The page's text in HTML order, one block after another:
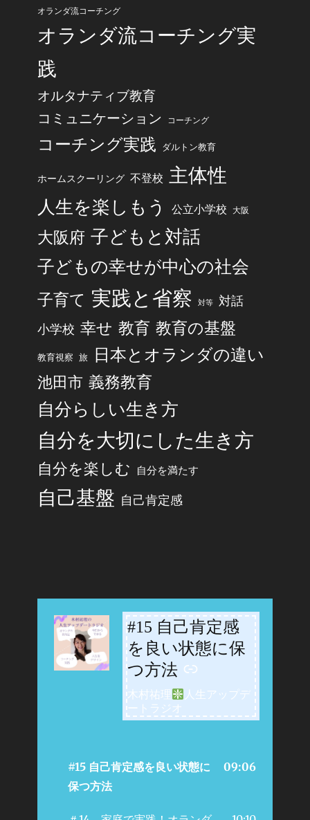
オランダ流コーチング
オランダ流コーチング実
践
オルタナティブ教育
コミュニケーション コーチング
コーチング実践 ダルトン教育
ホームスクーリング 不登校 主体性
人生を楽しもう 公立小学校 大阪
大阪府 子どもと対話
子どもの幸せが中心の社会
子育て 実践と省察 対等 対話
小学校 幸せ 教育 教育の基盤
教育視察 旅 日本とオランダの違い
池田市 義務教育
自分らしい生き方
自分を大切にした生き方
自分を楽しむ 自分を満たす
自己基盤 自己肯定感
#15 自己肯定感
を良い状態に保
つ方法
-
木村祐理
人生アップデ
ートラジオ
#15 自己肯定感を良い状態に
保つ方法
09:06